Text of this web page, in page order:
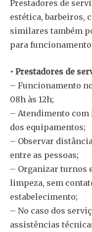
Prestadores de
estética, barbeiros,
similares também
para
• Prestadores de
– Funcionamento
08h às 12h;
– Atendimento
dos equipamentos;
– Observar
entre as pessoas;
– Organizar turnos
limpeza, sem
estabelecimento;
– No caso dos
assistências